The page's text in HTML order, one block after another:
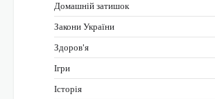
Домашній затишок
Закони України
Здоров'я
Ігри
Історія